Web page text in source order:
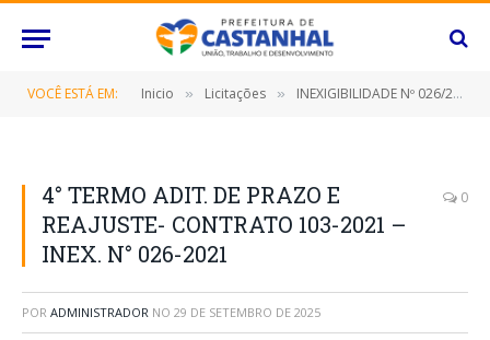
VOCÊ ESTÁ EM: Inicio » Licitações » INEXIGIBILIDADE Nº 026/2021 (CONTRATAÇÃO DE EMPRESA ESPECIALIZADA NA PRESTAÇÃO DE SERVIÇOS E SISTEMA DE GESTÃO PESSOAL EXCLUSIVAMENTE PARA CONSULTA)
4° TERMO ADIT. DE PRAZO E
REAJUSTE- CONTRATO 103-2021 –
INEX. N° 026-2021
0
POR ADMINISTRADOR NO 29 DE SETEMBRO DE 2025